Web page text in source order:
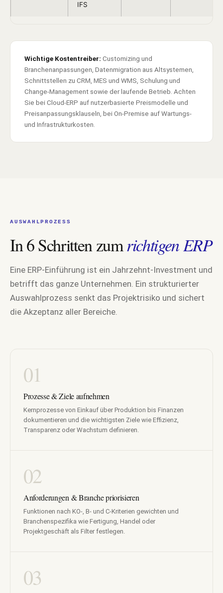
IFS
Wichtige Kostentreiber: Customizing und
Branchenanpassungen, Datenmigration aus Altsystemen,
Schnittstellen zu CRM, MES und WMS, Schulung und
Change-Management sowie der laufende Betrieb. Achten
Sie bei Cloud-ERP auf nutzerbasierte Preismodelle und
Preisanpassungsklauseln, bei On-Premise auf Wartungs-
und Infrastrukturkosten.
AUSWAHLPROZESS
In 6 Schritten zumrichtigen ERP
Eine ERP-Einführung ist ein Jahrzehnt-Investment und
betrifft das ganze Unternehmen. Ein strukturierter
Auswahlprozess senkt das Projektrisiko und sichert
die Akzeptanz aller Bereiche.
01
Prozesse & Ziele aufnehmen
Kernprozesse von Einkauf über Produktion bis Finanzen
dokumentieren und die wichtigsten Ziele wie Effizienz,
Transparenz oder Wachstum definieren.
02
Anforderungen & Branche priorisieren
Funktionen nach KO-, B- und C-Kriterien gewichten und
Branchenspezifika wie Fertigung, Handel oder
Projektgeschäft als Filter festlegen.
03